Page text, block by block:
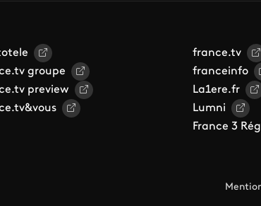
groupe
preview
france.tv
franceinfo
La1ere.fr
Lumni
France 3